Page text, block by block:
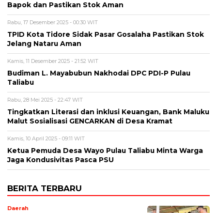
Bapok dan Pastikan Stok Aman
Rabu, 17 Desember 2025 - 00:30 WIT
TPID Kota Tidore Sidak Pasar Gosalaha Pastikan Stok
Jelang Nataru Aman
Kamis, 11 Desember 2025 - 21:52 WIT
Budiman L. Mayabubun Nakhodai DPC PDI-P Pulau
Taliabu
Rabu, 28 Mei 2025 - 22:47 WIT
Tingkatkan Literasi dan inklusi Keuangan, Bank Maluku
Malut Sosialisasi GENCARKAN di Desa Kramat
Kamis, 10 April 2025 - 09:11 WIT
Ketua Pemuda Desa Wayo Pulau Taliabu Minta Warga
Jaga Kondusivitas Pasca PSU
BERITA TERBARU
Daerah